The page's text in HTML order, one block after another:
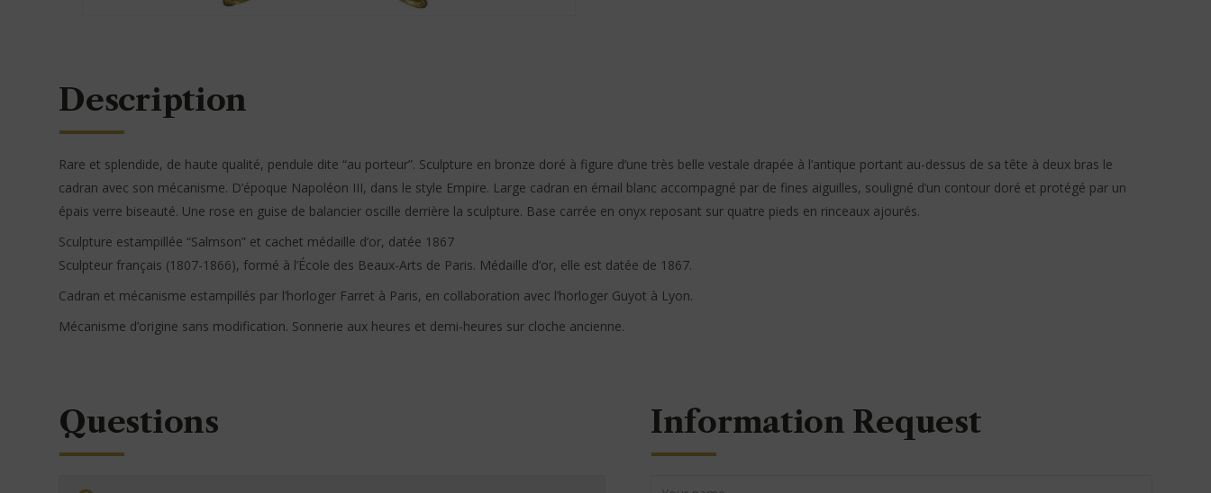
Description
Rare et splendide, de haute qualité, pendule dite “au porteur”. Sculpture en bronze doré à figure d’une très belle vestale drapée à l’antique portant au-dessus de sa tête à deux bras le
cadran avec son mécanisme. D’époque Napoléon III, dans le style Empire. Large cadran en émail blanc accompagné par de fines aiguilles, souligné d’un contour doré et protégé par un
épais verre biseauté. Une rose en guise de balancier oscille derrière la sculpture. Base carrée en onyx reposant sur quatre pieds en rinceaux ajourés.
Sculpture estampillée “Salmson” et cachet médaille d’or, datée 1867
Sculpteur français (1807-1866), formé à l’École des Beaux-Arts de Paris. Médaille d’or, elle est datée de 1867.
Cadran et mécanisme estampillés par l’horloger Farret à Paris, en collaboration avec l’horloger Guyot à Lyon.
Mécanisme d’origine sans modification. Sonnerie aux heures et demi-heures sur cloche ancienne.
Questions Information Request